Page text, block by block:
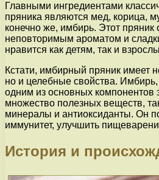
Главными ингредиентами
пряника являются мед, корица,
конечно же, имбирь. Этот пряник
неповторимым ароматом и
нравится как детям, так и
Кстати, имбирный пряник имеет
но и целебные свойства.
одним из основных компонентов
множество полезных веществ,
минералы и антиоксиданты. Он
иммунитет, улучшить
История и